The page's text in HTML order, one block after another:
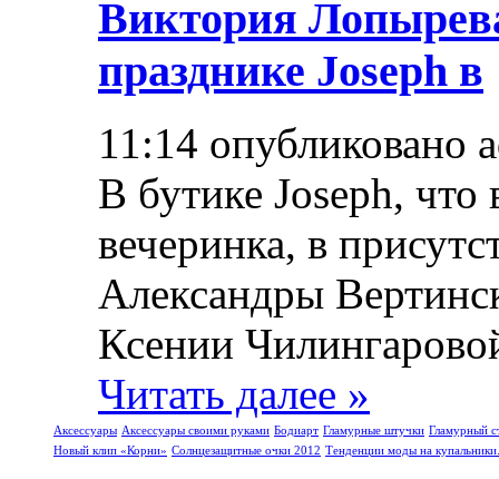
Виктория
празднике Joseph в
11:14 опубликовано
В бутике Joseph, что
вечеринка, в
Александры
Ксении
Читать далее »
Аксессуары Аксессуары своими руками Бодиарт Гламурные штучки Гламурный
Новый клип «Корни» Солнцезащитные очки 2012 Тенденции моды на купальники.